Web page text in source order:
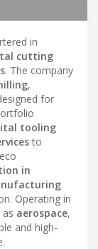
in
cutting
. The company
,
for
tooling
to
in
Operating in
aerospace,
and high-